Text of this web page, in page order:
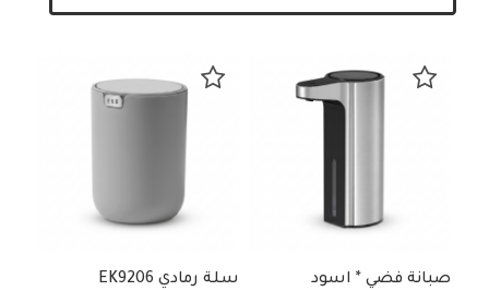
صبانة فضي * اسود
سلة رمادي EK9206